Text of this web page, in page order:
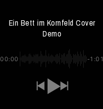
Ein Bett im Kornfeld Cover
Demo
00:00 -1:01